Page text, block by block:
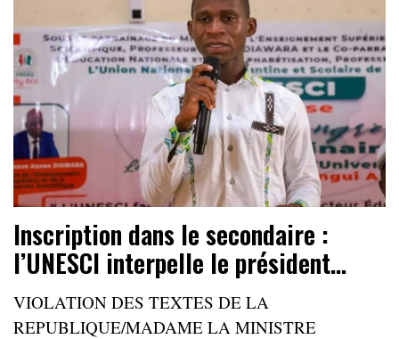
Inscription dans le secondaire :
l’UNESCI interpelle le président…
VIOLATION DES TEXTES DE LA
REPUBLIQUE/MADAME LA MINISTRE